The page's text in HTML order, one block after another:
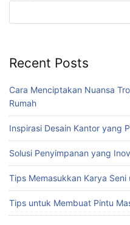
Recent Posts
Cara Menciptakan Nuansa
Rumah
Inspirasi Desain Kantor yang
Solusi Penyimpanan yang
Tips Memasukkan Karya
Tips untuk Membuat Pintu